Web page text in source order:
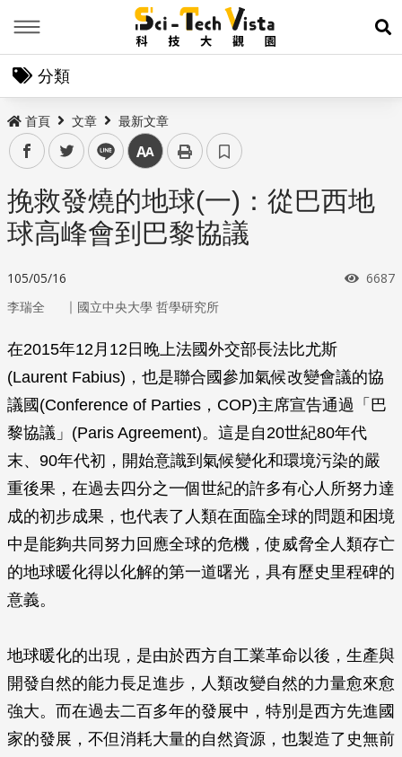
展
分類
首頁 文章 最新文章
facebooktwitter line 中
挽救發燒的地球(一)：從巴西地
球高峰會到巴黎協議
105/05/16 瀏覽
6687
李瑞全 ｜ 國立中央大學 哲學研究所
在2015年12月12日晚上法國外交部長法比尤斯
(Laurent Fabius)，也是聯合國參加氣候改變會議的協
議國(Conference of Parties，COP)主席宣告通過「巴
黎協議」(Paris Agreement)。這是自20世紀80年代
末、90年代初，開始意識到氣候變化和環境污染的嚴
重後果，在過去四分之一個世紀的許多有心人所努力達
成的初步成果，也代表了人類在面臨全球的問題和困境
中是能夠共同努力回應全球的危機，使威脅全人類存亡
的地球暖化得以化解的第一道曙光，具有歷史里程碑的
意義。
地球暖化的出現，是由於西方自工業革命以後，生產與
開發自然的能力長足進步，人類改變自然的力量愈來愈
強大。而在過去二百多年的發展中，特別是西方先進國
家的發展，不但消耗大量的自然資源，也製造了史無前